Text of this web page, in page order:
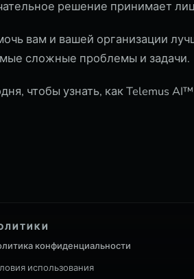
решение принимает
вам и вашей организации
сложные проблемы и задачи.
чтобы узнать, как Telemus
конфиденциальности
использования